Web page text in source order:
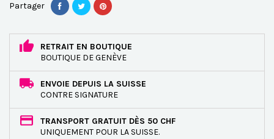
Partager
RETRAIT EN BOUTIQUE
BOUTIQUE DE GENÈVE
ENVOIE DEPUIS LA SUISSE
CONTRE SIGNATURE
TRANSPORT GRATUIT DÈS 50 CHF
UNIQUEMENT POUR LA SUISSE.